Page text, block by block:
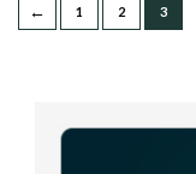
← 1 2 3